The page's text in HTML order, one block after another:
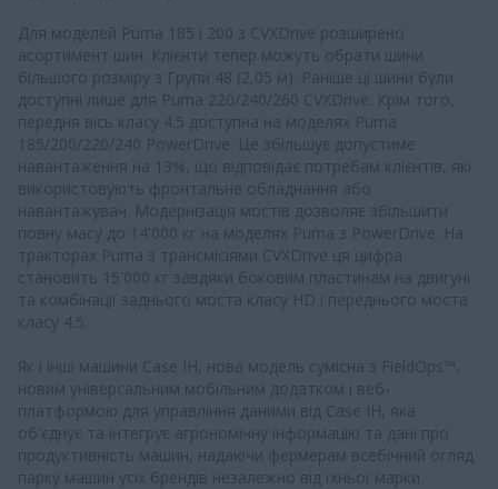
Для моделей Puma 185 і 200 з CVXDrive розширено
асортимент шин. Клієнти тепер можуть обрати шини
більшого розміру з Групи 48 (2,05 м). Раніше ці шини були
доступні лише для Puma 220/240/260 CVXDrive. Крім того,
передня вісь класу 4.5 доступна на моделях Puma
185/200/220/240 PowerDrive. Це збільшує допустиме
навантаження на 13%, що відповідає потребам клієнтів, які
використовують фронтальне обладнання або
навантажувач. Модернізація мостів дозволяє збільшити
повну масу до 14'000 кг на моделях Puma з PowerDrive. На
тракторах Puma з трансмісіями CVXDrive ця цифра
становить 15'000 кг завдяки боковим пластинам на двигуні
та комбінації заднього моста класу HD і переднього моста
класу 4.5.
Як і інші машини Case IH, нова модель сумісна з FieldOps™,
новим універсальним мобільним додатком і веб-
платформою для управління даними від Case IH, яка
об'єднує та інтегрує агрономічну інформацію та дані про
продуктивність машин, надаючи фермерам всебічний огляд
парку машин усіх брендів незалежно від їхньої марки.